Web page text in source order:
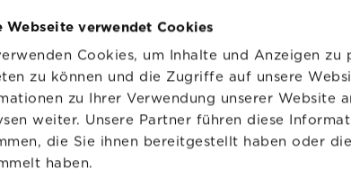
Webseite verwendet Cookies
Cookies, um Inhalte und Anzeigen
zu können und die Zugriffe auf unsere
zu Ihrer Verwendung unserer Website
weiter. Unsere Partner führen diese
die Sie ihnen bereitgestellt haben oder
haben.
Schweden